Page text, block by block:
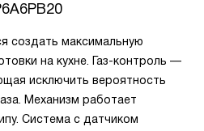
создать максимальную
на кухне. Газ-контроль —
исключить вероятность
Механизм работает
Система с датчиком